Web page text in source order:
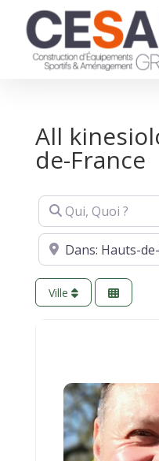
All
de-France
Qui, Quoi ?
Où ?
Ville